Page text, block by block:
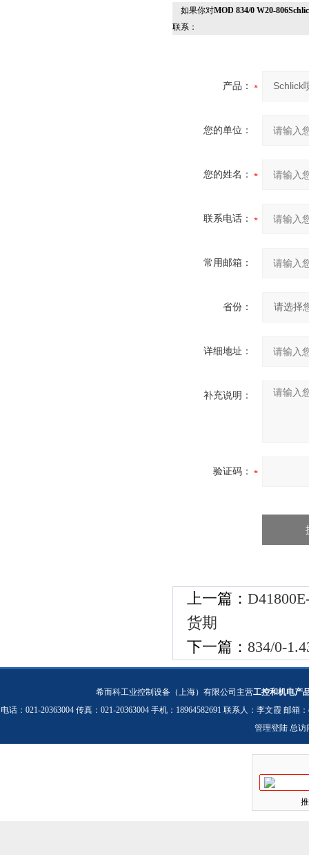
如果你对MOD 834/0 W20-
联系：
产品：
您的单位：
您的姓名：
联系电话：
常用邮箱：
省份：
详细地址：
补充说明：
验证码：
上一篇：
货期
下一篇： 834/0-
希而科工业控制设备（上海）有限公司主营工控和机电产
电话：021-20363004 传真：021-20363004 手机：18964582691 联系人：李文霞 邮箱：
管理登陆 总访